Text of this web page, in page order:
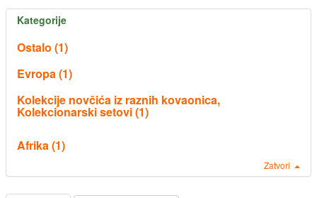
Kategorije
Ostalo (1)
Evropa (1)
Kolekcije novčića iz raznih kovaonica,
Kolekcionarski setovi (1)
Afrika (1)
Zatvori